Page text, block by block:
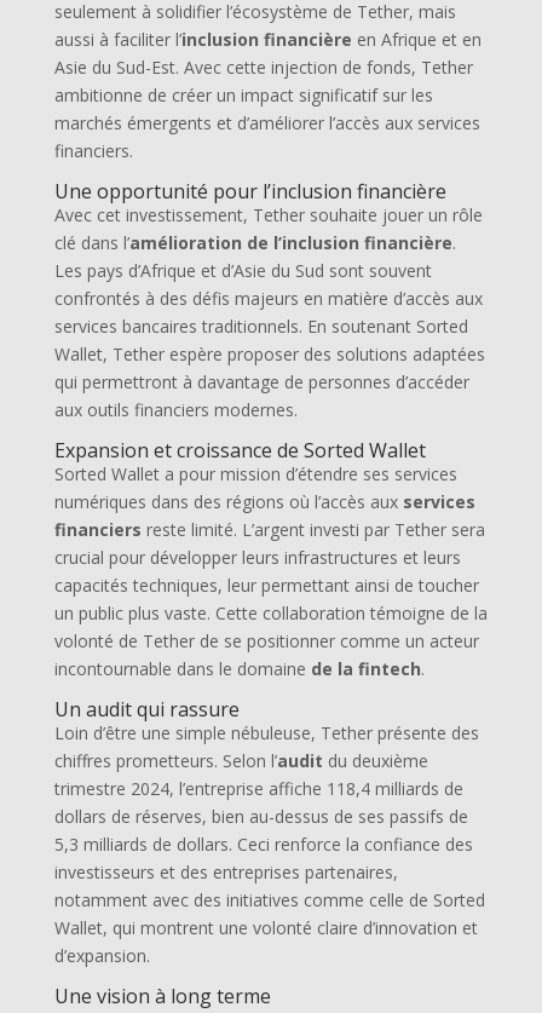
seulement à solidifier l’écosystème de Tether, mais
aussi à faciliter l’inclusion financière en Afrique et en
Asie du Sud-Est. Avec cette injection de fonds, Tether
ambitionne de créer un impact significatif sur les
marchés émergents et d’améliorer l’accès aux services
financiers.
Une opportunité pour l’inclusion financière
Avec cet investissement, Tether souhaite jouer un rôle
clé dans l’amélioration de l’inclusion financière.
Les pays d’Afrique et d’Asie du Sud sont souvent
confrontés à des défis majeurs en matière d’accès aux
services bancaires traditionnels. En soutenant Sorted
Wallet, Tether espère proposer des solutions adaptées
qui permettront à davantage de personnes d’accéder
aux outils financiers modernes.
Expansion et croissance de Sorted Wallet
Sorted Wallet a pour mission d’étendre ses services
numériques dans des régions où l’accès aux services
financiers reste limité. L’argent investi par Tether sera
crucial pour développer leurs infrastructures et leurs
capacités techniques, leur permettant ainsi de toucher
un public plus vaste. Cette collaboration témoigne de la
volonté de Tether de se positionner comme un acteur
incontournable dans le domaine de la fintech.
Un audit qui rassure
Loin d’être une simple nébuleuse, Tether présente des
chiffres prometteurs. Selon l’audit du deuxième
trimestre 2024, l’entreprise affiche 118,4 milliards de
dollars de réserves, bien au-dessus de ses passifs de
5,3 milliards de dollars. Ceci renforce la confiance des
investisseurs et des entreprises partenaires,
notamment avec des initiatives comme celle de Sorted
Wallet, qui montrent une volonté claire d’innovation et
d’expansion.
Une vision à long terme